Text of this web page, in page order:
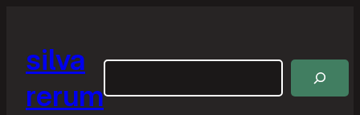
silva
rerum